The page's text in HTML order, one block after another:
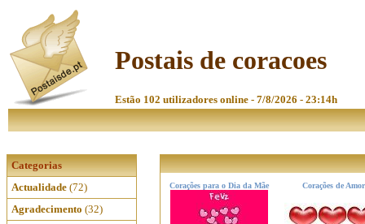
Postais de coracoes
Estão 102 utilizadores online - 7/8/2026 - 23:14h
Categorias
Actualidade (72)
Agradecimento (32)
Corações para o Dia da Mãe Corações de Amor